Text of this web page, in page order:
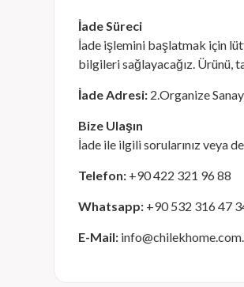
İade Süreci
İade işlemini başlatmak için
bilgileri sağlayacağız. Ürünü,
İade Adresi: 2.Organize
Bize Ulaşın
İade ile ilgili sorularınız veya
Telefon: +90 422 321 96 88
Whatsapp: +90 532 316 47
E-Mail: